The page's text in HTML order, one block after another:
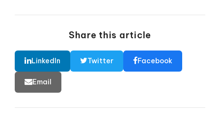
Share this article
LinkedIn Twitter Facebook
Email